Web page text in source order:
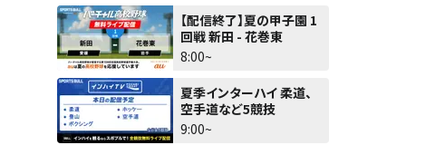
【配信終了】夏の甲子園 1
回戦 新田 - 花巻東
8:00~
夏季インターハイ 柔道、
空手道など5競技
9:00~